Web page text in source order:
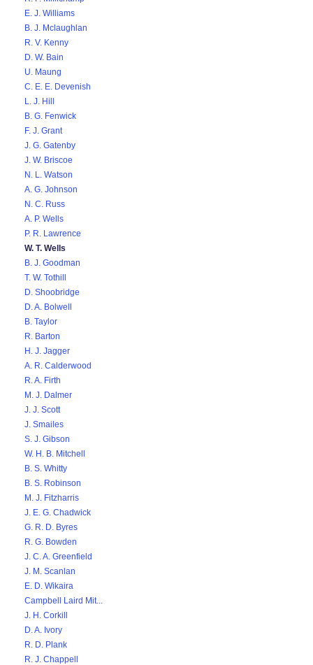
E. J. Williams
B. J. Mclaughlan
R. V. Kenny
D. W. Bain
U. Maung
C. E. E. Devenish
L. J. Hill
B. G. Fenwick
F. J. Grant
J. G. Gatenby
J. W. Briscoe
N. L. Watson
A. G. Johnson
N. C. Russ
A. P. Wells
P. R. Lawrence
W. T. Wells
B. J. Goodman
T. W. Tothill
D. Shoobridge
D. A. Bolwell
B. Taylor
R. Barton
H. J. Jagger
A. R. Calderwood
R. A. Firth
M. J. Dalmer
J. J. Scott
J. Smailes
S. J. Gibson
W. H. B. Mitchell
B. S. Whitty
B. S. Robinson
M. J. Fitzharris
J. E. G. Chadwick
G. R. D. Byres
R. G. Bowden
J. C. A. Greenfield
J. M. Scanlan
E. D. Wikaira
Campbell Laird Mit...
J. H. Corkill
D. A. Ivory
R. D. Plank
R. J. Chappell